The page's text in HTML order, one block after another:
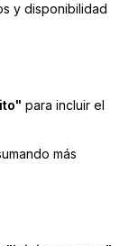
y disponibilidad
para incluir el
más